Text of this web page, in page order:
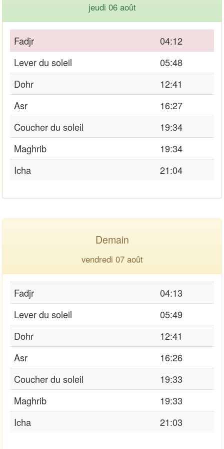
jeudi 06 août
Fadjr
04:12
Lever du soleil
05:48
Dohr
12:41
Asr
16:27
Coucher du soleil
19:34
Maghrib
19:34
Icha
21:04
Demain
vendredi 07 août
Fadjr
04:13
Lever du soleil
05:49
Dohr
12:41
Asr
16:26
Coucher du soleil
19:33
Maghrib
19:33
Icha
21:03